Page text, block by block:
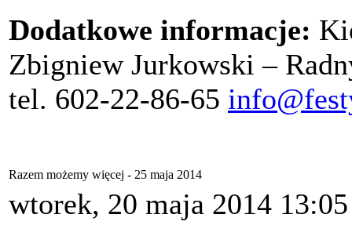
Dodatkowe informacje:
Zbigniew Jurkowski –
tel. 602-22-86-65
Razem możemy więcej - 25 maja 2014
wtorek, 20 maja 2014 13:05